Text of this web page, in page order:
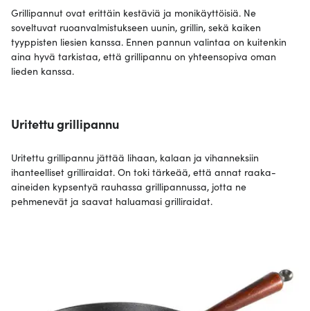
Grillipannut ovat erittäin kestäviä ja monikäyttöisiä. Ne
soveltuvat ruoanvalmistukseen uunin, grillin, sekä kaiken
tyyppisten liesien kanssa. Ennen pannun valintaa on kuitenkin
aina hyvä tarkistaa, että grillipannu on yhteensopiva oman
lieden kanssa.
Uritettu grillipannu
Uritettu grillipannu jättää lihaan, kalaan ja vihanneksiin
ihanteelliset grilliraidat. On toki tärkeää, että annat raaka-
aineiden kypsentyä rauhassa grillipannussa, jotta ne
pehmenevät ja saavat haluamasi grilliraidat.